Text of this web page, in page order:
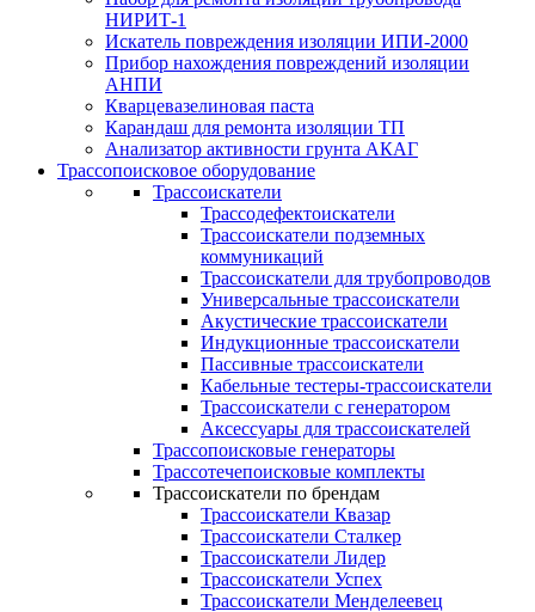
НИРИТ-1
Искатель повреждения изоляции ИПИ-2000
Прибор нахождения повреждений изоляции
АНПИ
Кварцевазелиновая паста
Карандаш для ремонта изоляции ТП
Анализатор активности грунта АКАГ
Трассопоисковое оборудование
Трассоискатели
Трассодефектоискатели
Трассоискатели подземных
коммуникаций
Трассоискатели для трубопроводов
Универсальные трассоискатели
Акустические трассоискатели
Индукционные трассоискатели
Пассивные трассоискатели
Кабельные тестеры-трассоискатели
Трассоискатели с генератором
Аксессуары для трассоискателей
Трассопоисковые генераторы
Трассотечепоисковые комплекты
Трассоискатели по брендам
Трассоискатели Квазар
Трассоискатели Сталкер
Трассоискатели Лидер
Трассоискатели Успех
Трассоискатели Менделеевец